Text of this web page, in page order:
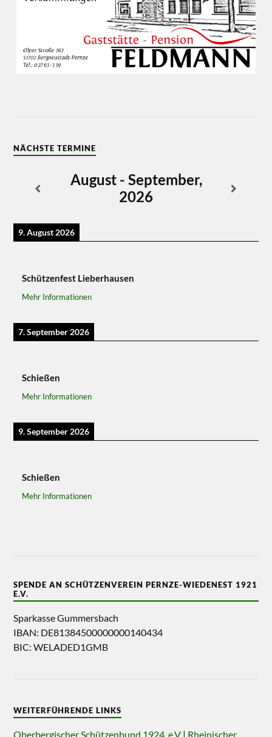
NÄCHSTE TERMINE
August - September,
2026
9. August 2026
Schützenfest Lieberhausen
Mehr Informationen
7. September 2026
Schießen
Mehr Informationen
9. September 2026
Schießen
Mehr Informationen
SPENDE AN SCHÜTZENVEREIN PERNZE-WIEDENEST 1921
E.V.
Sparkasse Gummersbach
IBAN: DE81384500000000140434
BIC: WELADED1GMB
WEITERFÜHRENDE LINKS
Oberbergischer Schützenbund 1924. e.V | Rheinischer